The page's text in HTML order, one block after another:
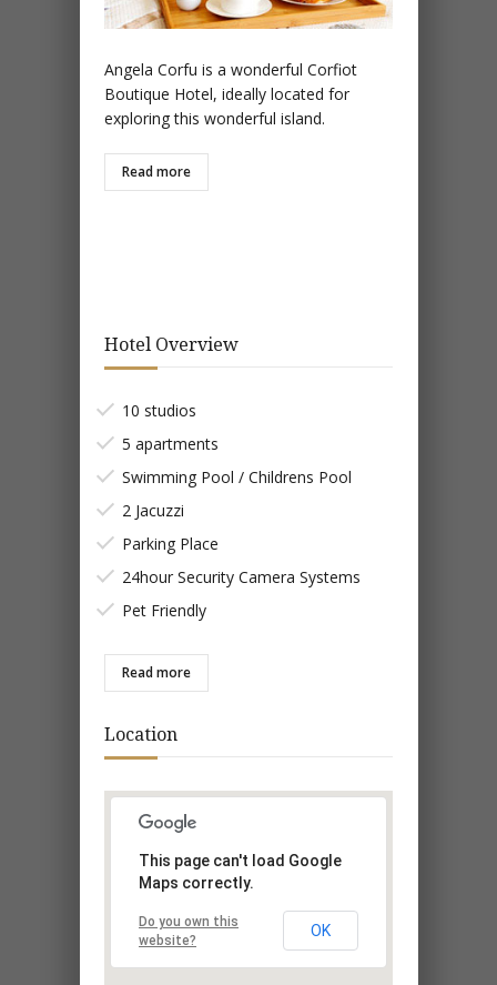
Angela Corfu is a wonderful Corfiot
Boutique Hotel, ideally located for
exploring this wonderful island.
Read more
Hotel Overview
10 studios
5 apartments
Swimming Pool / Childrens Pool
2 Jacuzzi
Parking Place
24hour Security Camera Systems
Pet Friendly
Read more
Location
This page can't load Google
Maps correctly.
Do you own this
website?
OK